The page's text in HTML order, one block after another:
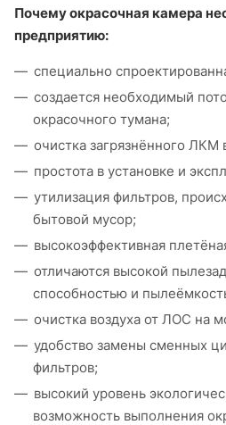
Почему окрасочная камера
предприятию:
специально
создается необходимый
окрасочного тумана;
очистка загрязнённого ЛКМ
простота в установке и
утилизация фильтров,
бытовой мусор;
высокоэффективная
отличаются высокой
способностью и
очистка воздуха от ЛОС на
удобство замены сменных
фильтров;
высокий уровень
возможность выполнения